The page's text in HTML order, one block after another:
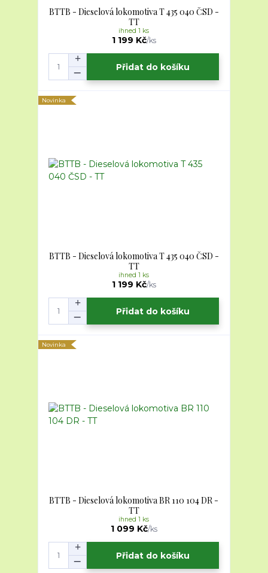
BTTB - Dieselová lokomotiva T 435 040 ČSD -
TT
1 199 Kč/ks
ihned 1 ks
Přidat do košíku
Novinka
BTTB - Dieselová lokomotiva T 435 040 ČSD -
TT
1 199 Kč/ks
ihned 1 ks
Přidat do košíku
Novinka
BTTB - Dieselová lokomotiva BR 110 104 DR -
TT
1 099 Kč/ks
ihned 1 ks
Přidat do košíku